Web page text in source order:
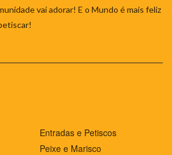
vai adorar! E o Mundo é mais feliz
Entradas e Petiscos
Peixe e Marisco